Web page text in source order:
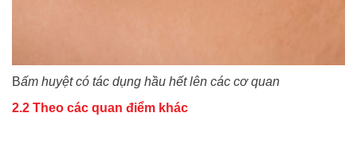
Bấm huyệt có tác dụng hầu hết lên các cơ quan
2.2 Theo các quan điểm khác